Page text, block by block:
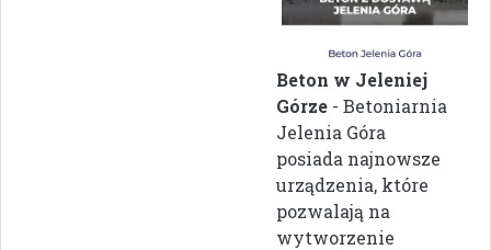
Beton w Jeleniej
Górze - Betoniarnia
Jelenia Góra
posiada najnowsze
urządzenia, które
pozwalają na
wytworzenie